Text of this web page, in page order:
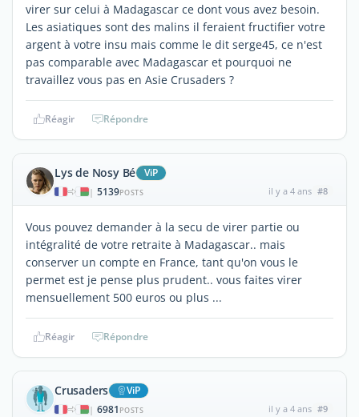
virer sur celui à Madagascar ce dont vous avez besoin.
Les asiatiques sont des malins il feraient fructifier votre
argent à votre insu mais comme le dit serge45, ce n'est
pas comparable avec Madagascar et pourquoi ne
travaillez vous pas en Asie Crusaders ?
Réagir Répondre
Lys de Nosy Bé ViP
| 5139POSTS il y a 4 ans #8
Vous pouvez demander à la secu de virer partie ou
intégralité de votre retraite à Madagascar.. mais
conserver un compte en France, tant qu'on vous le
permet est je pense plus prudent.. vous faites virer
mensuellement 500 euros ou plus ...
Réagir Répondre
Crusaders ViP
| 6981 POSTS il y a 4 ans #9